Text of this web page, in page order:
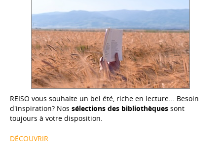
REISO vous souhaite un bel été, riche en lecture... Besoin
d'inspiration? Nos sélections des bibliothèques sont
toujours à votre disposition.
DÉCOUVRIR